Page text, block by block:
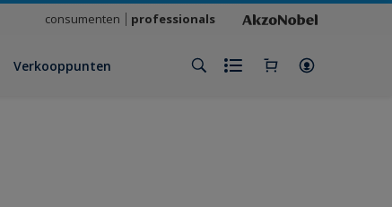
consumenten professionals
Verkooppunten